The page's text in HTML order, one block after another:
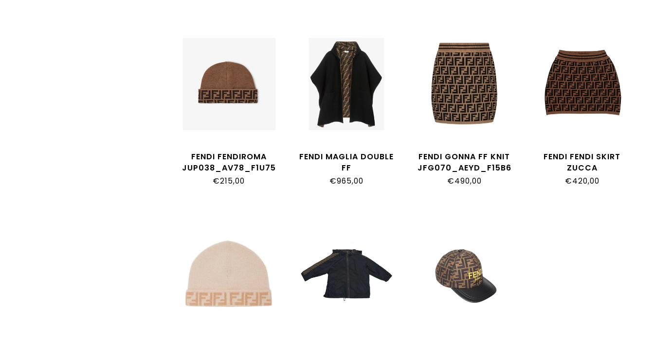
FENDI FENDIROMA
JUP038_AV78_F1U75
€215,00
FENDI MAGLIA DOUBLE
FF
JFQ056_AKLS_F1M0T
€965,00
FENDI GONNA FF KNIT
JFG070_AEYD_F15B6
€490,00
FENDI FENDI SKIRT
ZUCCA
JFG070_AEYD_F15B6
€420,00